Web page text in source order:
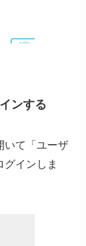
ンする
いて「ユーザ
インしま